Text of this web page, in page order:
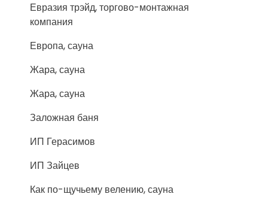
Евразия трэйд, торгово-монтажная
компания
Европа, сауна
Жара, сауна
Жара, сауна
Заложная баня
ИП Герасимов
ИП Зайцев
Как по-щучьему велению, сауна